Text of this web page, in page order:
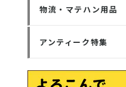
物流・マテハン用品
アンティーク特集